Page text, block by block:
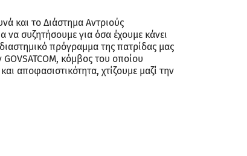
και το Διάστημα Αντριούς
να συζητήσουμε για όσα έχουμε κάνει
πρόγραμμα της πατρίδας μας
κόμβος του οποίου
αποφασιστικότητα, χτίζουμε μαζί την